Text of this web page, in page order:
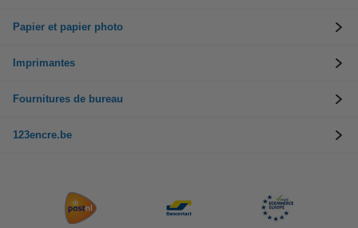
Papier et papier photo
Imprimantes
Fournitures de bureau
123encre.be